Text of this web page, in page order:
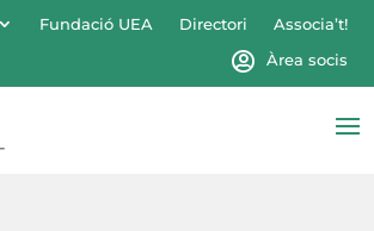
Fundació UEA Directori
Associa’t!
Àrea socis